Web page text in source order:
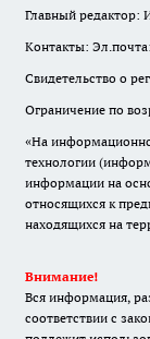
Главный редактор:
Контакты:
Свидетельство о
Ограничение по
«На
технологии
информации на
относящихся к
находящихся на
Внимание!
Вся информация,
соответствии с